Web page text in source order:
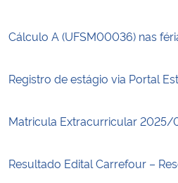
Cálculo A (UFSM00036) nas
Registro de estágio via Portal
Matricula Extracurricular 2025/
Resultado Edital Carrefour –